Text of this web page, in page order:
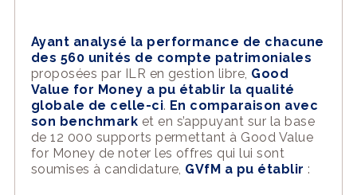
Ayant analysé la performance de chacune
des 560 unités de compte patrimoniales
proposées par ILR en gestion libre, Good
Value for Money a pu établir la qualité
globale de celle-ci. En comparaison avec
son benchmark et en s’appuyant sur la base
de 12 000 supports permettant à Good Value
for Money de noter les offres qui lui sont
soumises à candidature, GVfM a pu établir :